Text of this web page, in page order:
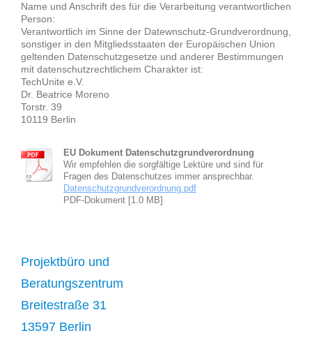
Name und Anschrift des für die Verarbeitung verantwortlichen
Person:
Verantwortlich im Sinne der Datewnschutz-Grundverordnung,
sonstiger in den Mitgliedsstaaten der Europäischen Union
geltenden Datenschutzgesetze und anderer Bestimmungen
mit datenschutzrechtlichem Charakter ist:
TechUnite e.V.
Dr. Beatrice Moreno
Torstr. 39
10119 Berlin
EU Dokument Datenschutzgrundverordnung
Wir empfehlen die sorgfältige Lektüre und sind für
Fragen des Datenschutzes immer ansprechbar.
Datenschutzgrundverordnung.pdf
PDF-Dokument [1.0 MB]
Projektbüro und
Beratungszentrum
Breitestraße 31
13597 Berlin